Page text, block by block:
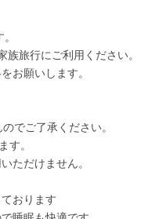
旅行にご利用ください。
お願いします。
でご了承ください。
す。
ただけません。
おります